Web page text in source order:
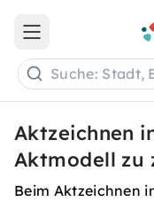
Open main menu
Suche: Stadt,
Aktzeichnen
Aktmodell zu
Beim Aktzeichnen